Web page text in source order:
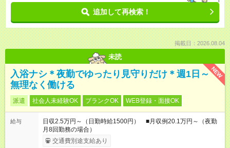
追加して再検索！
掲載日：2026.08.04
未読
NEW
入浴ナシ＊夜勤でゆったり見守りだけ＊週1日～
無理なく働ける
派遣 社会人未経験OK ブランクOK WEB登録・面接OK
給与
日収2.5万円～（日勤時給1500円） ■月収例20.1万円～（夜勤
月8回勤務の場合）
交通費別途支給あり